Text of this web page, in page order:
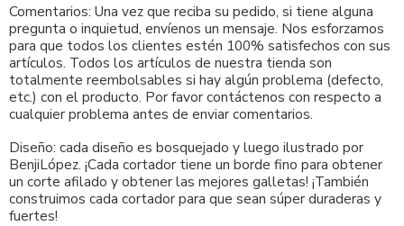
Comentarios: Una vez que reciba su pedido, si tiene alguna
pregunta o inquietud, envíenos un mensaje. Nos esforzamos
para que todos los clientes estén 100% satisfechos con sus
artículos. Todos los artículos de nuestra tienda son
totalmente reembolsables si hay algún problema (defecto,
etc.) con el producto. Por favor contáctenos con respecto a
cualquier problema antes de enviar comentarios.
Diseño: cada diseño es bosquejado y luego ilustrado por
BenjiLópez. ¡Cada cortador tiene un borde fino para obtener
un corte afilado y obtener las mejores galletas! ¡También
construimos cada cortador para que sean súper duraderas y
fuertes!